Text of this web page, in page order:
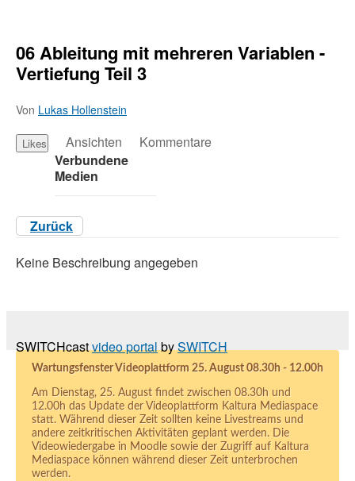
06 Ableitung mit mehreren Variablen -
Vertiefung Teil 3
Von Lukas Hollenstein
Likes Ansichten
Kommentare
Verbundene
Medien
Zurück
Keine Beschreibung angegeben
SWITCHcastvideo portalbySWITCH
Wartungsfenster Videoplattform 25. August 08.30h - 12.00h
Am Dienstag, 25. August findet zwischen 08.30h und
12.00h das Update der Videoplattform Kaltura Mediaspace
statt. Während dieser Zeit sollten keine Livestreams und
andere zeitkritischen Aktivitäten geplant werden. Die
Videowiedergabe in Moodle sowie der Zugriff auf Kaltura
Mediaspace können während dieser Zeit unterbrochen
werden.